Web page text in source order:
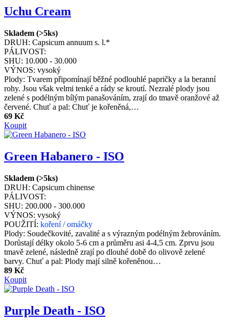
Uchu Cream
Skladem (>5ks)
DRUH: Capsicum annuum s. l.*
PÁLIVOST:
SHU: 10.000 - 30.000
VÝNOS: vysoký
Plody: Tvarem připomínají běžné podlouhlé papričky a la beranní
rohy. Jsou však velmi tenké a rády se kroutí. Nezralé plody jsou
zelené s podélným bílým panašováním, zrají do tmavě oranžové až
červené. Chuť a pal: Chuť je kořeněná,…
69 Kč
Koupit
Green Habanero - ISO
Skladem (>5ks)
DRUH: Capsicum chinense
PÁLIVOST:
SHU: 200.000 - 300.000
VÝNOS: vysoký
POUŽITÍ: koření / omáčky
Plody: Soudečkovité, zavalité a s výrazným podélným žebrováním.
Dorůstají délky okolo 5-6 cm a průměru asi 4-4,5 cm. Zprvu jsou
tmavě zelené, následně zrají po dlouhé době do olivově zelené
barvy. Chuť a pal: Plody mají silně kořeněnou…
89 Kč
Koupit
Purple Death - ISO